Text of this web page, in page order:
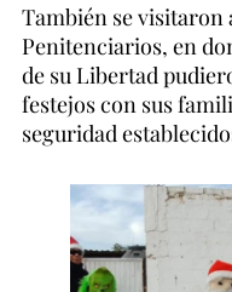
También se visitaron
Penitenciarios, en
de su Libertad
festejos con sus
seguridad